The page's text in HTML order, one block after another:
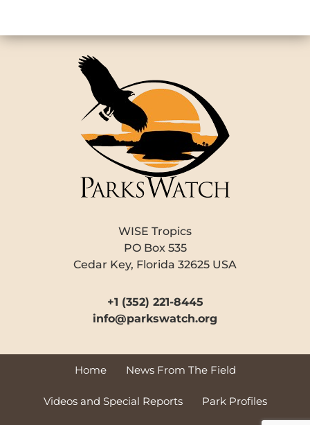
WISE Tropics
PO Box 535
Cedar Key, Florida 32625 USA
+1 (352) 221-8445
info@parkswatch.org
Home News From The Field
Videos and Special Reports Park Profiles